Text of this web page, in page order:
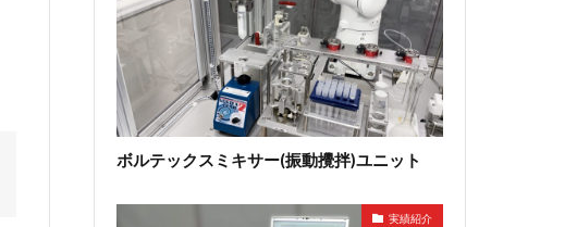
ボルテックスミキサー(振動攪拌)ユニット
実績紹介